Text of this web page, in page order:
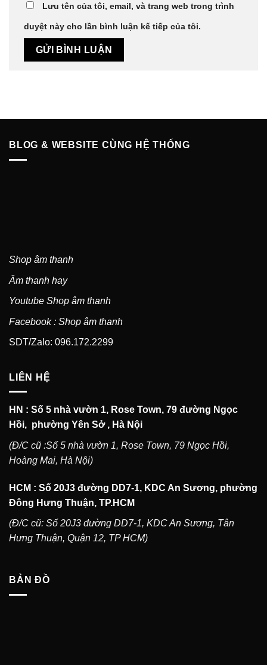
Lưu tên của tôi, email, và trang web trong trình
duyệt này cho lần bình luận kế tiếp của tôi.
BLOG & WEBSITE CÙNG HỆ THỐNG
Shop âm thanh
Âm thanh hay
Youtube Shop âm thanh
Facebook : Shop âm thanh
SDT/Zalo: 096.172.2299
LIÊN HỆ
HN : Số 5 nhà vườn 1, Rose Town, 79 đường Ngọc
Hồi, phường Yên Sở , Hà Nội
(Đ/C cũ :Số 5 nhà vườn 1, Rose Town, 79 Ngọc Hồi,
Hoàng Mai, Hà Nội)
HCM : Số 20J3 đường DD7-1, KDC An Sương, phường
Đông Hưng Thuận, TP.HCM
(Đ/C cũ: Số 20J3 đường DD7-1, KDC An Sương, Tân
Hưng Thuận, Quận 12, TP HCM)
BẢN ĐỒ